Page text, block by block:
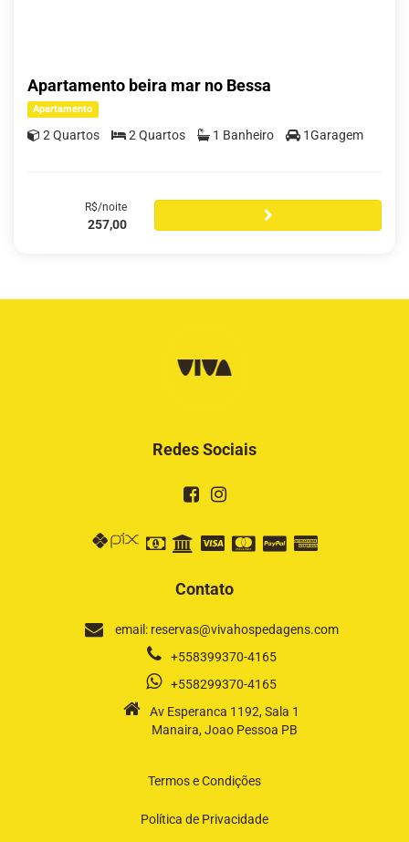
Apartamento beira mar no Bessa
Apartamento
2 Quartos 2 Quartos 1 Banheiro 1Garagem
R$/noite
257,00
Redes Sociais
Contato
email: reservas@vivahospedagens.com
+558399370-4165
+558299370-4165
Av Esperanca 1192, Sala 1
Manaira, Joao Pessoa PB
Termos e Condições
Política de Privacidade